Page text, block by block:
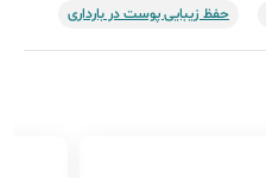
حفظ زیبایی پوست در بارداری